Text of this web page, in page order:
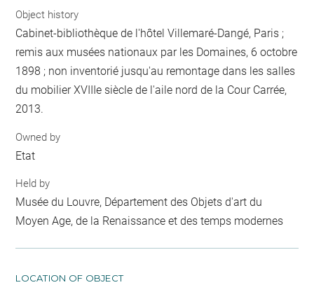
Object history
Cabinet-bibliothèque de l'hôtel Villemaré-Dangé, Paris ;
remis aux musées nationaux par les Domaines, 6 octobre
1898 ; non inventorié jusqu'au remontage dans les salles
du mobilier XVIIIe siècle de l'aile nord de la Cour Carrée,
2013.
Owned by
Etat
Held by
Musée du Louvre, Département des Objets d'art du
Moyen Age, de la Renaissance et des temps modernes
LOCATION OF OBJECT